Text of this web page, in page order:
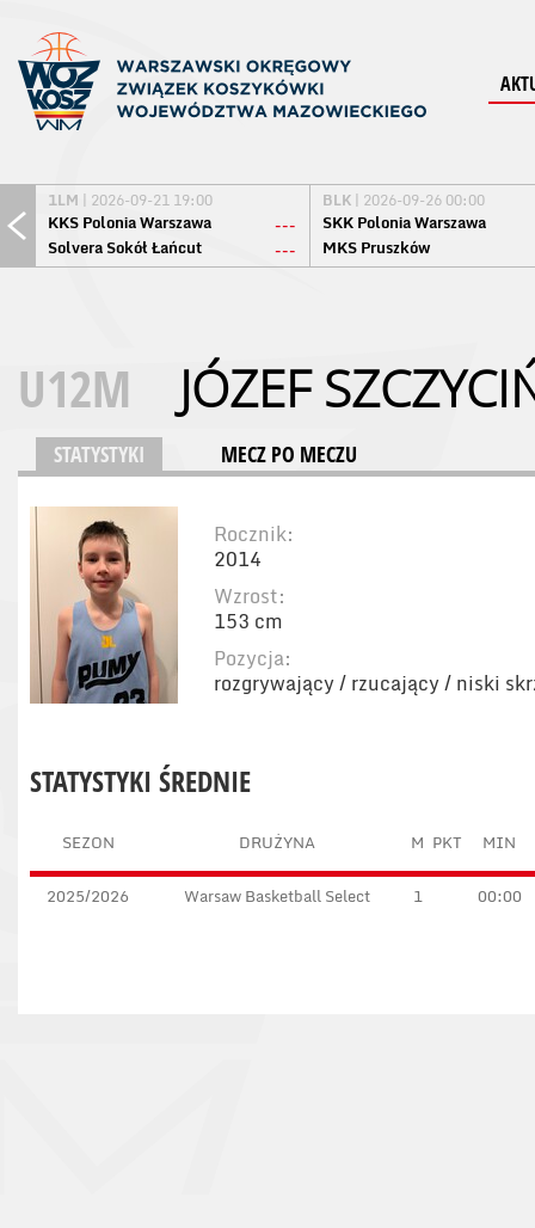
1LM | 2026-09-21 19:00
KKS Polonia Warszawa
---
Solvera Sokół Łańcut
---
BLK | 2026-09-26 00:00
SKK Polonia Warszawa
MKS Pruszków
U12M JÓZEF
STATYSTYKI MECZ PO MECZU
Rocznik:
2014
Wzrost:
153 cm
Pozycja:
rozgrywający / rzucający / niski
STATYSTYKI ŚREDNIE
SEZON DRUŻYNA M PKT MIN
2025/2026 Warsaw Basketball Select 1 00:00